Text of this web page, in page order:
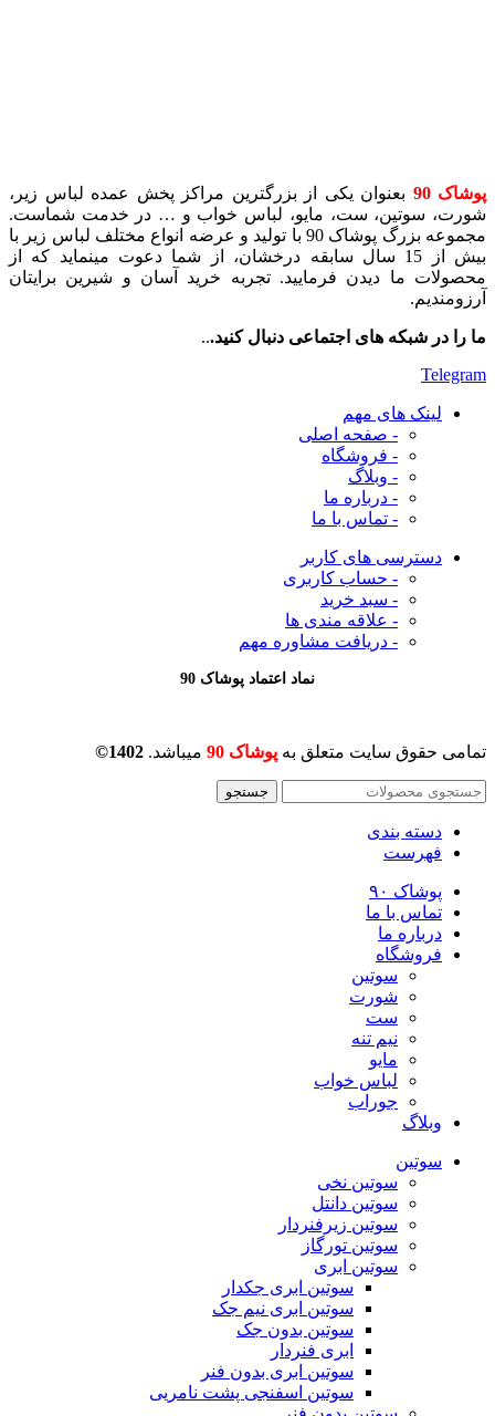
پوشاک 90
بعنوان یکی از بزرگترین مراکز پخش عمده لباس زیر،
شورت، سوتین، ست، مایو، لباس خواب و … در خدمت شماست.
مجموعه بزرگ پوشاک 90 با تولید و عرضه انواع مختلف لباس زیر با
بیش از 15 سال سابقه درخشان، از شما دعوت مینماید که از
محصولات ما دیدن فرمایید. تجربه خرید آسان و شیرین برایتان
آرزومندیم.
ما را در شبکه های اجتماعی دنبال کنید...
Telegram
لینک های مهم
- صفحه اصلی
- فروشگاه
- وبلاگ
- درباره ما
- تماس با ما
دسترسی های کاربر
- حساب کاربری
- سبد خرید
- علاقه مندی ها
- دریافت مشاوره مهم
نماد اعتماد پوشاک 90
تمامی حقوق سایت متعلق به پوشاک 90 میباشد. 1402©
جستجو
دسته بندی
فهرست
پوشاک ۹۰
تماس با ما
درباره ما
فروشگاه
سوتین
شورت
ست
نیم تنه
مایو
لباس خواب
جوراب
وبلاگ
سوتین
سوتین نخی
سوتین دانتل
سوتین زیرفنردار
سوتین تورگاز
سوتین ابری
سوتین ابری جکدار
سوتین ابری نیم جک
سوتین بدون جک
ابری فنردار
سوتین ابری بدون فنر
سوتین اسفنجی پشت نامریی